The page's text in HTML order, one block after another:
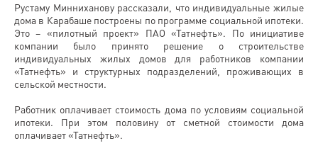
Рустаму Минниханову рассказали, что индивидуальные жилые
дома в Карабаше построены по программе социальной ипотеки.
Это – «пилотный проект» ПАО «Татнефть». По инициативе
компании было принято решение о строительстве
индивидуальных жилых домов для работников компании
«Татнефть» и структурных подразделений, проживающих в
сельской местности.
Работник оплачивает стоимость дома по условиям социальной
ипотеки. При этом половину от сметной стоимости дома
оплачивает «Татнефть».